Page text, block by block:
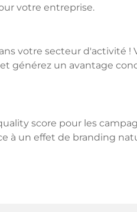
votre entreprise.
votre secteur d'activité !
générez un avantage
score pour les
à un effet de branding